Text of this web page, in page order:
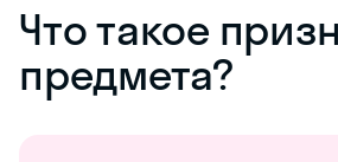
Что такое
предмета?